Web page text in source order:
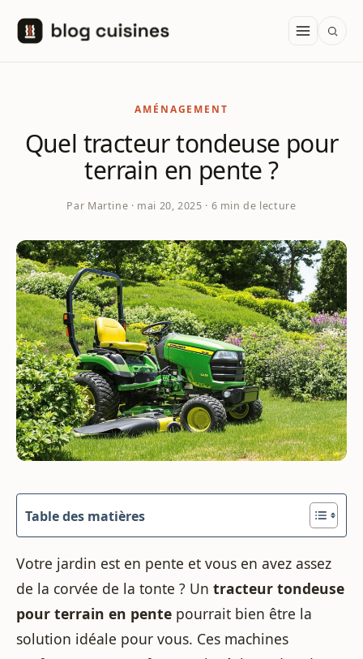
AMÉNAGEMENT
Quel tracteur tondeuse pour
terrain en pente ?
Par Martine · mai 20, 2025 · 6 min de lecture
Table des matières
Votre jardin est en pente et vous en avez assez
de la corvée de la tonte ? Un tracteur tondeuse
pour terrain en pente pourrait bien être la
solution idéale pour vous. Ces machines